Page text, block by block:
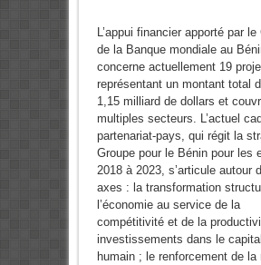
L’appui financier apporté par le
de la Banque mondiale au
concerne actuellement 19
représentant un montant total
1,15 milliard de dollars et
multiples secteurs. L’actuel
partenariat-pays, qui régit la
Groupe pour le Bénin pour les
2018 à 2023, s’articule autour
axes : la transformation
l’économie au service de la
compétitivité et de la
investissements dans le capital
humain ; le renforcement de la